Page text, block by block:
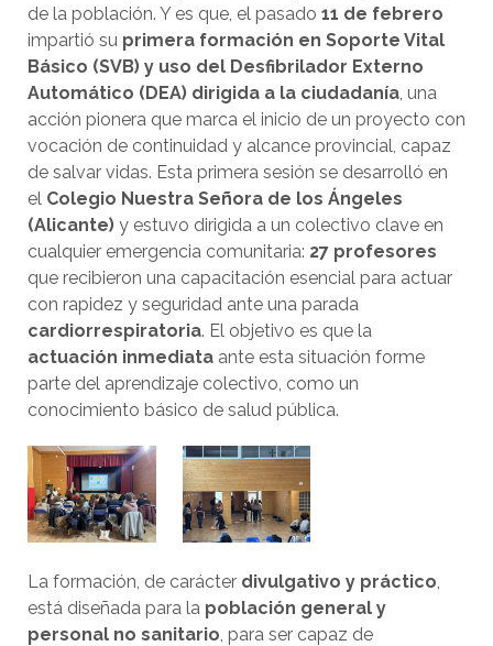
de la población. Y es que, el pasado 11 de febrero
impartió su primera formación en Soporte Vital
Básico (SVB) y uso del Desfibrilador Externo
Automático (DEA) dirigida a la ciudadanía, una
acción pionera que marca el inicio de un proyecto con
vocación de continuidad y alcance provincial, capaz
de salvar vidas. Esta primera sesión se desarrolló en
el Colegio Nuestra Señora de los Ángeles
(Alicante) y estuvo dirigida a un colectivo clave en
cualquier emergencia comunitaria: 27 profesores
que recibieron una capacitación esencial para actuar
con rapidez y seguridad ante una parada
cardiorrespiratoria. El objetivo es que la
actuación inmediata ante esta situación forme
parte del aprendizaje colectivo, como un
conocimiento básico de salud pública.
La formación, de carácter divulgativo y práctico
está diseñada para la población general y
personal no sanitario , para ser capaz de